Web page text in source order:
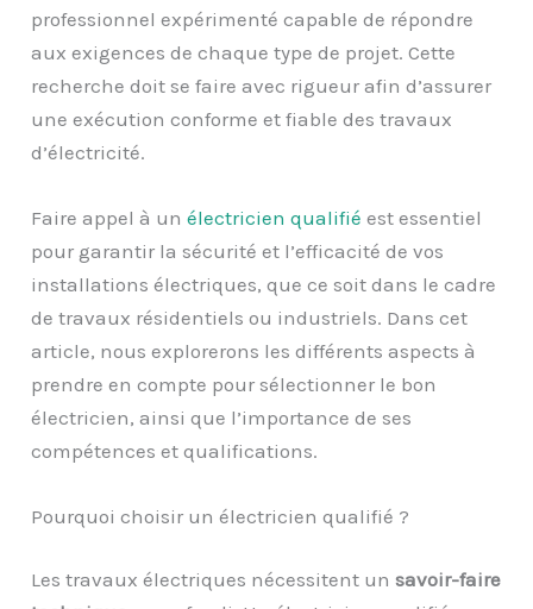
professionnel expérimenté capable de répondre
aux exigences de chaque type de projet. Cette
recherche doit se faire avec rigueur afin d’assurer
une exécution conforme et fiable des travaux
d’électricité.
Faire appel à unélectricien qualifié est essentiel
pour garantir la sécurité et l’efficacité de vos
installations électriques, que ce soit dans le cadre
de travaux résidentiels ou industriels. Dans cet
article, nous explorerons les différents aspects à
prendre en compte pour sélectionner le bon
électricien, ainsi que l’importance de ses
compétences et qualifications.
Pourquoi choisir un électricien qualifié ?
Les travaux électriques nécessitent unsavoir-faire